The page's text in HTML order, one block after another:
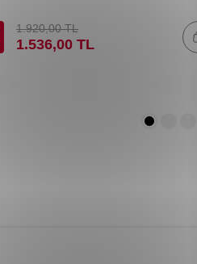
1.920,00TL
1.536,00 TL